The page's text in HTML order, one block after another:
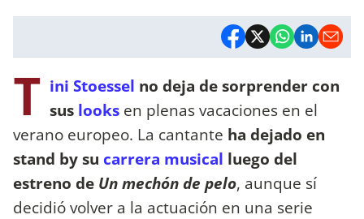
T ini Stoessel no deja de sorprender con
sus looks en plenas vacaciones en el
verano europeo. La cantante ha dejado en
stand by su carrera musical luego del
estreno de Un mechón de pelo, aunque sí
decidió volver a la actuación en una serie